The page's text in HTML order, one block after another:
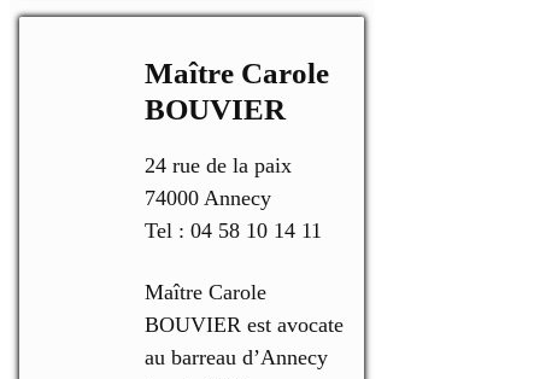
Maître Carole
BOUVIER
24 rue de la paix
74000 Annecy
Tel : 04 58 10 14 11
Maître Carole
BOUVIER est avocate
au barreau d’Annecy